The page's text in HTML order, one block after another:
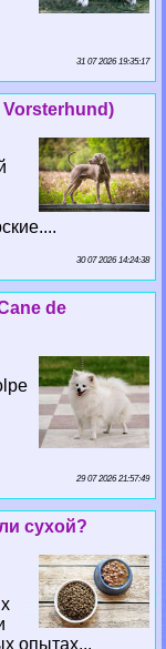
31 07 2026 19:35:17
Vorsterhund)
30 07 2026 14:24:38
de
29 07 2026 21:57:49
сухой?
опытах...